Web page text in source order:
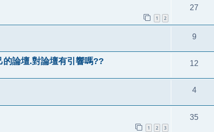
1 2
27
9
論壇.對論壇有引響嗎?? 12
4
1 2 3
35